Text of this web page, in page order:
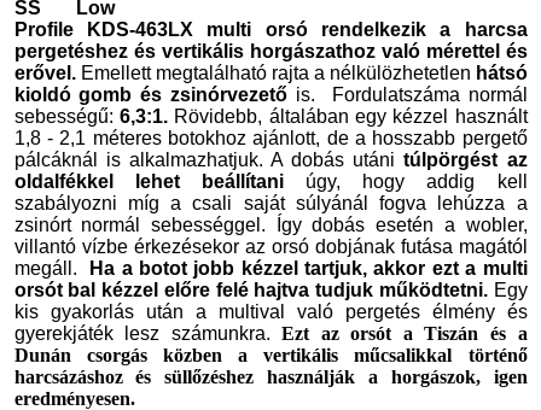
SS Low
Profile KDS-463LX multi orsó rendelkezik a harcsa
pergetéshez és vertikális horgászathoz való mérettel és
erővel.Emellett megtalálható rajta a nélkülözhetetlen hátsó
kioldó gombés zsinórvezető is. Fordulatszáma normál
sebességű: 6,3:1. Rövidebb, általában egy kézzel használt
1,8 - 2,1 méteres botokhoz ajánlott, de a hosszabb pergető
pálcáknál is alkalmazhatjuk. A dobás utáni túlpörgést az
oldalfékkel lehet beállítaniúgy, hogy addig kell
szabályozni míg a csali saját súlyánál fogva lehúzza a
zsinórt normál sebességgel. Így dobás esetén a wobler,
villantó vízbe érkezésekor az orsó dobjának futása magától
megáll.
Ha a botot jobb kézzel tartjuk, akkor ezt a multi
orsót bal kézzel előre felé hajtva tudjuk működtetni.Egy
kis gyakorlás után a multival való pergetés élmény és
gyerekjáték lesz számunkra.Ezt az orsót a Tiszán és a
Dunán csorgás közben a vertikális műcsalikkal történő
harcsázáshoz és süllőzéshez használják a horgászok, igen
eredményesen.